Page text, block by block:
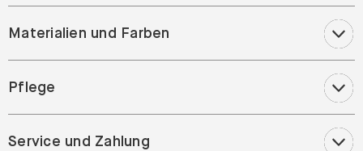
Materialien und Farben
Pflege
Service und Zahlung